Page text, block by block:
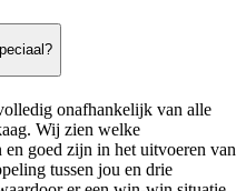
onafhankelijk van alle
Wij zien welke
goed zijn in het uitvoeren van
tussen jou en drie